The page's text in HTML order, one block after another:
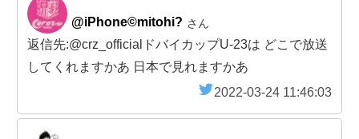
@iPhone©mitohi? さん
返信先:@crz_officialドバイカップU-23は どこで放送
してくれますかあ 日本で見れますかあ
2022-03-24 11:46:03